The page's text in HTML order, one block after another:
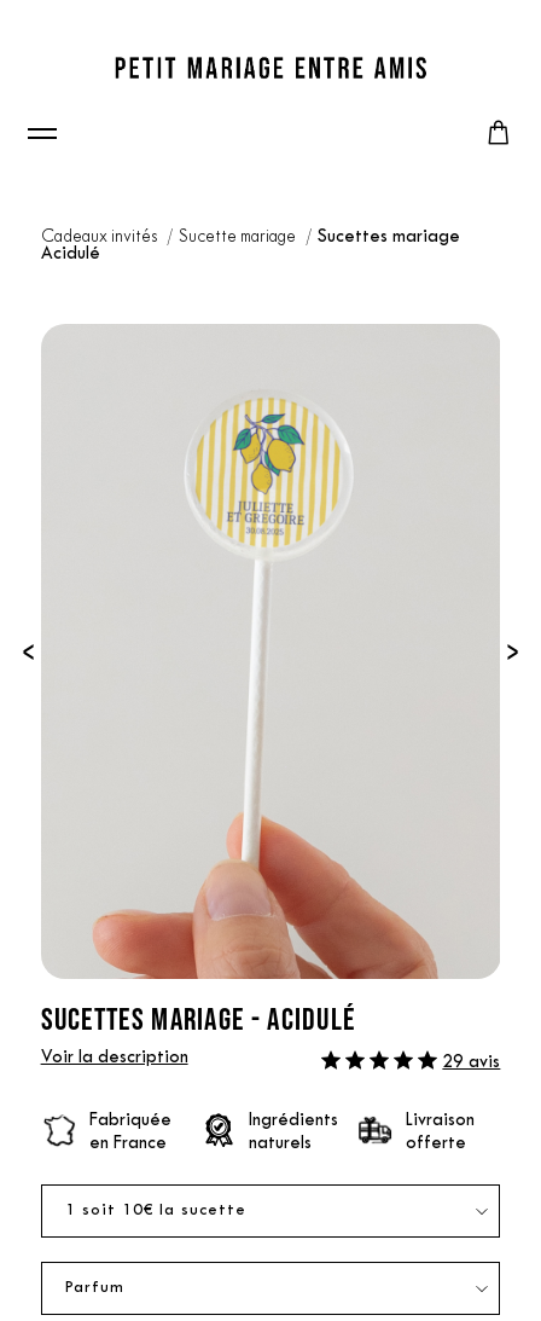
Cadeaux invités Sucette mariage
Sucettes mariage
Acidulé
‹ ›
SUCETTES MARIAGE - ACIDULÉ
Voir la description 29 avis
Fabriquée
en France
Ingrédients
naturels
Livraison
offerte